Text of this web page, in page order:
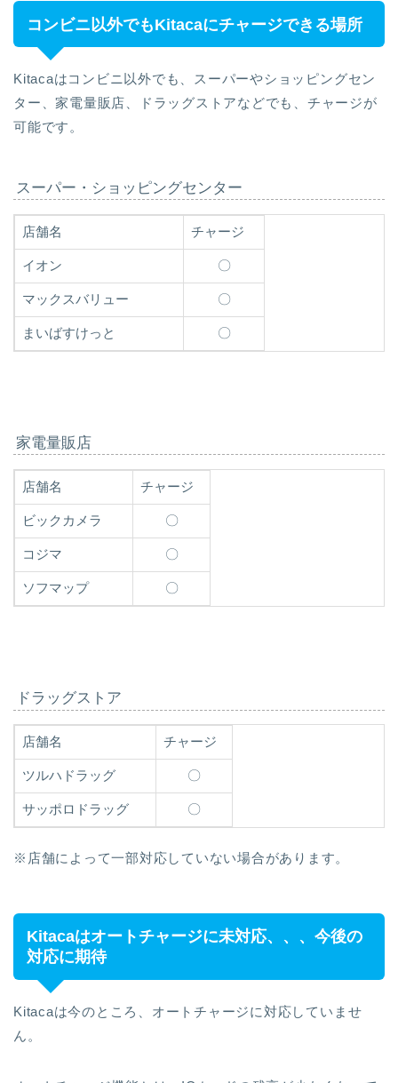
コンビニ以外でもKitacaにチャージできる場所
Kitacaはコンビニ以外でも、スーパーやショッピングセン
ター、家電量販店、ドラッグストアなどでも、チャージが
可能です。
スーパー・ショッピングセンター
店舗名 チャージ
イオン 〇
マックスバリュー 〇
まいばすけっと 〇
家電量販店
店舗名 チャージ
ビックカメラ 〇
コジマ 〇
ソフマップ 〇
ドラッグストア
店舗名 チャージ
ツルハドラッグ 〇
サッポロドラッグ 〇
※店舗によって一部対応していない場合があります。
Kitacaはオートチャージに未対応、、、今後の
対応に期待
Kitacaは今のところ、オートチャージに対応していませ
ん。